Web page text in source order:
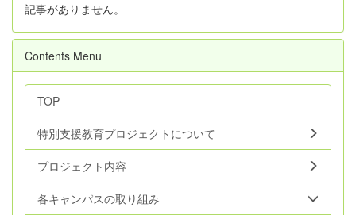
記事がありません。
Contents Menu
TOP
特別支援教育プロジェクトについて
プロジェクト内容
各キャンパスの取り組み